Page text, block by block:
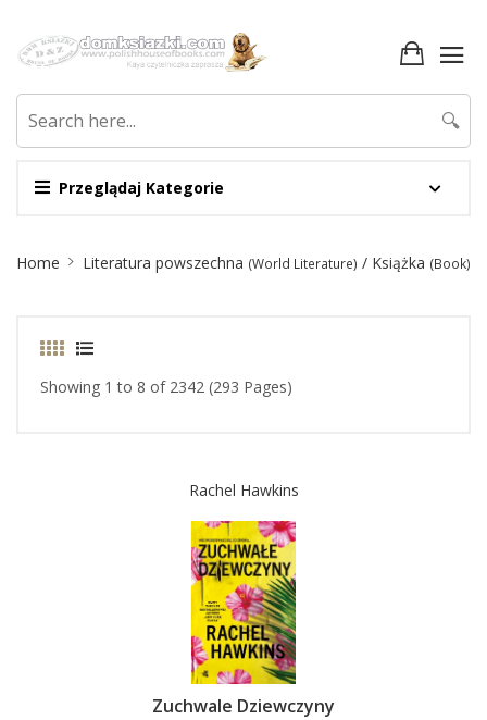
Przeglądaj Kategorie
🔍
Breadcrumb
Home Literatura powszechna (World Literature) / Książka (Book)
Showing 1 to 8 of 2342 (293 Pages)
Rachel Hawkins
Zuchwale Dziewczyny